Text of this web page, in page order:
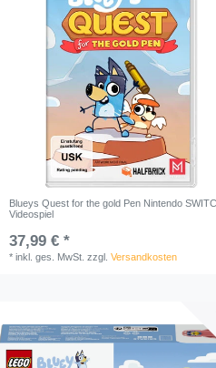
Blueys Quest for the gold Pen Nintendo
Videospiel
37,99 € *
*inkl. ges. MwSt. zzgl.Versandkosten